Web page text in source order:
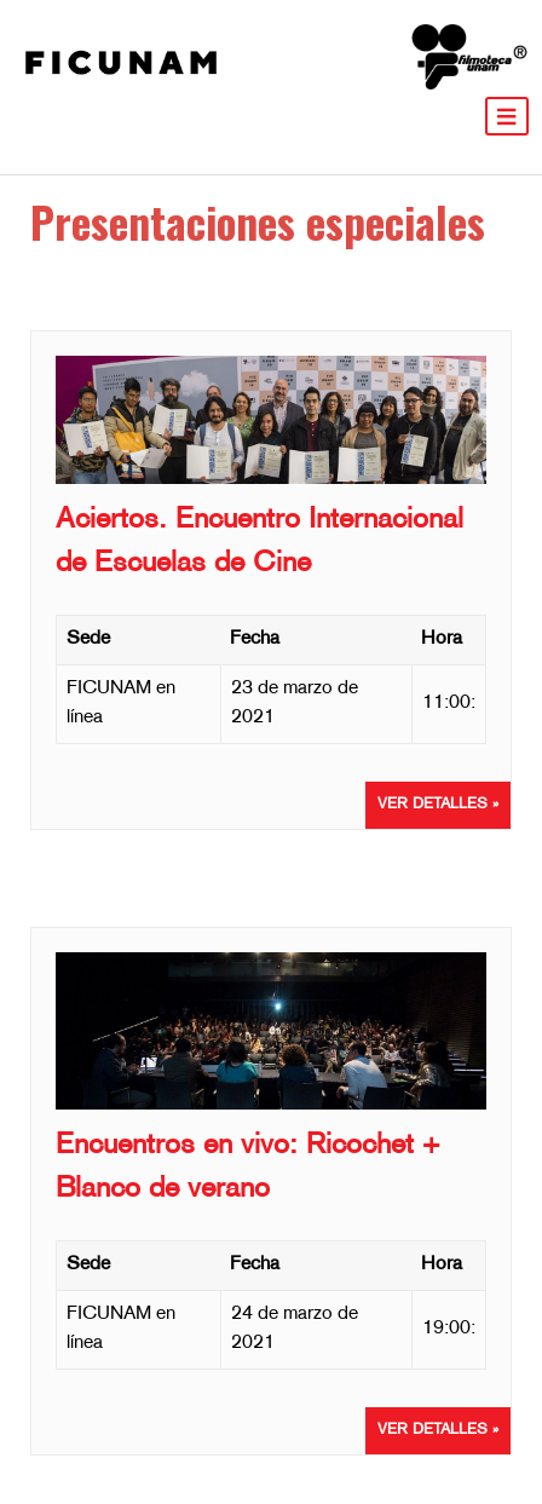
Presentaciones especiales
Aciertos. Encuentro Internacional
de Escuelas de Cine
Sede Fecha Hora
FICUNAM en
línea
23 de marzo de
2021
11:00:
VER DETALLES »
Encuentros en vivo: Ricochet +
Blanco de verano
Sede Fecha Hora
FICUNAM en
línea
24 de marzo de
2021
19:00:
VER DETALLES »